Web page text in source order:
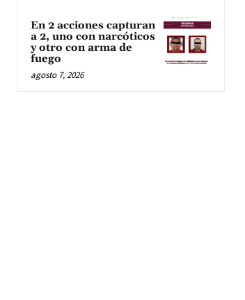
En 2 acciones capturan
a 2, uno con narcóticos
y otro con arma de
fuego
agosto 7, 2026